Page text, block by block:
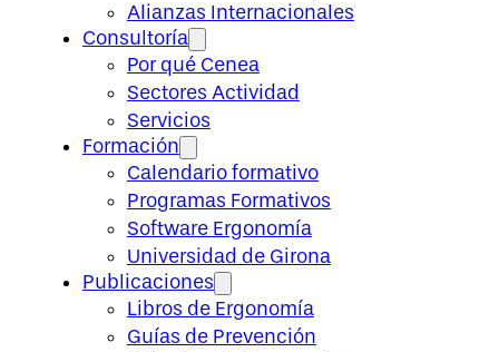
Alianzas Internacionales
Consultoría
Por qué Cenea
Sectores Actividad
Servicios
Formación
Calendario formativo
Programas Formativos
Software Ergonomía
Universidad de Girona
Publicaciones
Libros de Ergonomía
Guías de Prevención